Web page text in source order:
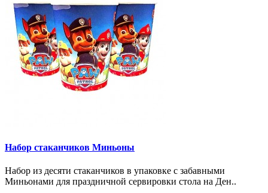
Набор стаканчиков Миньоны
Набор из десяти стаканчиков в упаковке с забавными
Миньонами для праздничной сервировки стола на Ден..